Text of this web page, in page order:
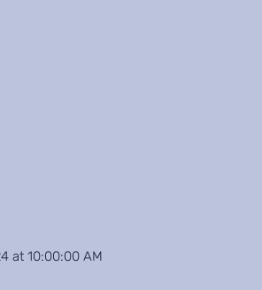
at 10:00:00 AM